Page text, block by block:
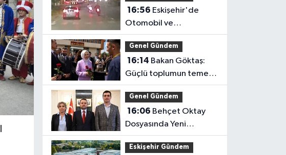
16:56
Otomobil ve
Motosikletlerin Tehlikeli
Yarışı Kamerada
Genel Gündem
16:14
Güçlü toplumun temeli
güçlü ailedir
Genel Gündem
16:06
Dosyasında Yeni
Açıklama: Karanlık
Kalmayacak
Eskişehir Gündem